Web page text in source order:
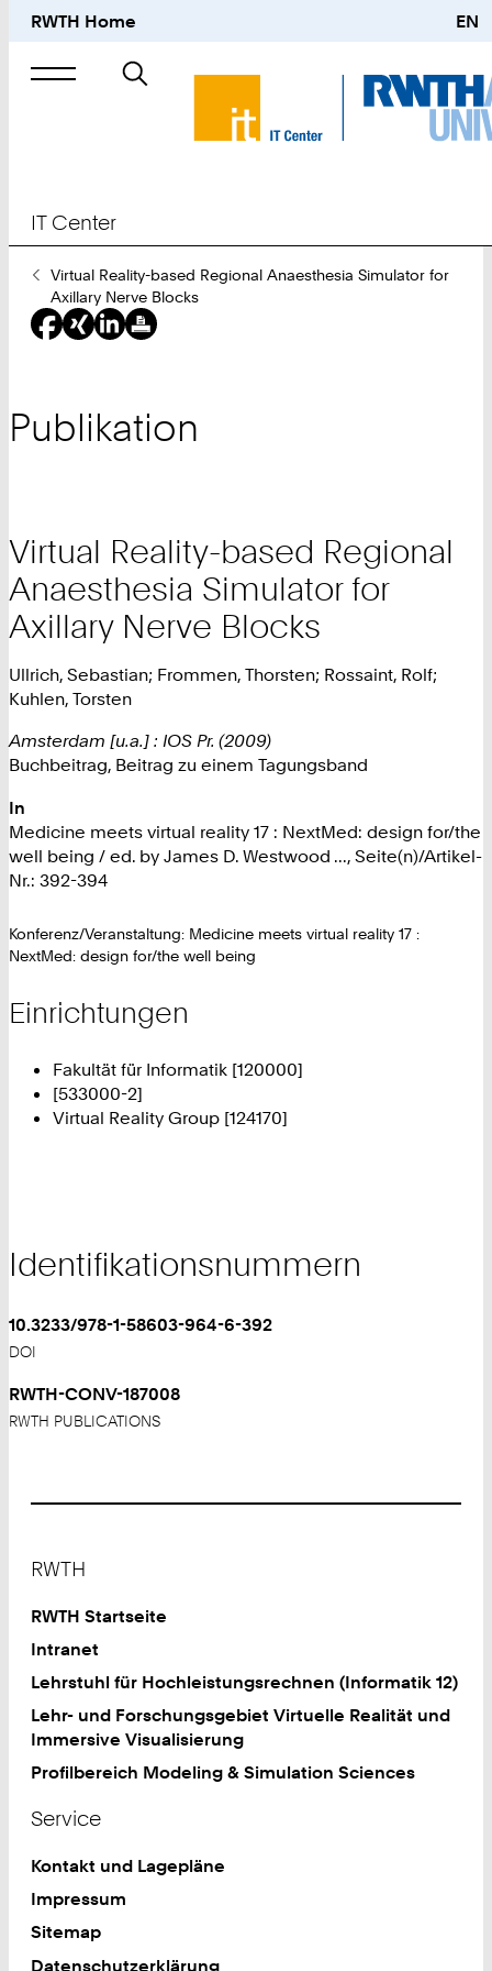
RWTH Home EN
Suche
nach
IT Center
Sie
sind
hier:
Virtual Reality-based Regional Anaesthesia Simulator for
Axillary Nerve Blocks
Publikation
Virtual Reality-based Regional
Anaesthesia Simulator for
Axillary Nerve Blocks
Ullrich, Sebastian; Frommen, Thorsten; Rossaint, Rolf;
Kuhlen, Torsten
Amsterdam [u.a.] : IOS Pr. (2009)
Buchbeitrag, Beitrag zu einem Tagungsband
In
Medicine meets virtual reality 17 : NextMed: design for/the
well being / ed. by James D. Westwood ..., Seite(n)/Artikel-
Nr.: 392-394
Konferenz/Veranstaltung: Medicine meets virtual reality 17 :
NextMed: design for/the well being
Einrichtungen
Fakultät für Informatik [120000]
[533000-2]
Virtual Reality Group [124170]
Identifikationsnummern
10.3233/978-1-58603-964-6-392
DOI
RWTH-CONV-187008
RWTH PUBLICATIONS
RWTH
RWTH Startseite
Intranet
Lehrstuhl für Hochleistungsrechnen (Informatik 12)
Lehr- und Forschungsgebiet Virtuelle Realität und
Immersive Visualisierung
Profilbereich Modeling & Simulation Sciences
Service
Kontakt und Lagepläne
Impressum
Sitemap
Datenschutzerklärung